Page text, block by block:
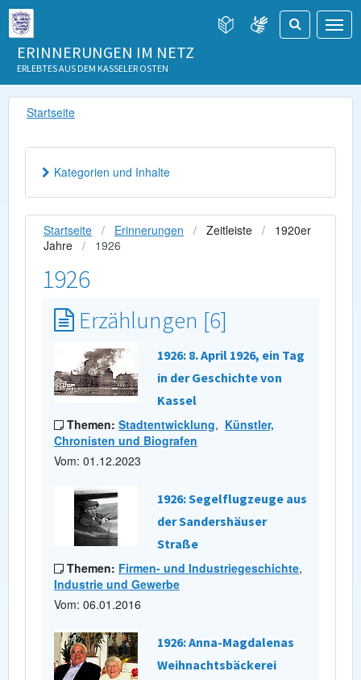
ERINNERUNGEN IM NETZ
ERLEBTES AUS DEM KASSELER OSTEN
Startseite
Startseite Erinnerungen Zeitleiste
1920er
Jahre
1926
1926
Erzählungen [6]
1926: 8. April 1926, ein Tag
in der Geschichte von
Kassel
Themen: Stadtentwicklung, Künstler,
Chronisten und Biografen
Vom: 01.12.2023
1926: Segelflugzeuge aus
der Sandershäuser
Straße
Themen: Firmen- und Industriegeschichte,
Industrie und Gewerbe
Vom: 06.01.2016
1926: Anna-Magdalenas
Weihnachtsbäckerei
Kategorien und Inhalte